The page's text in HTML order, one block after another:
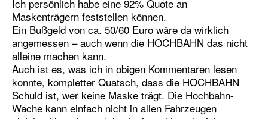
Ich persönlich habe eine 92% Quote an
Maskenträgern feststellen können.
Ein Bußgeld von ca. 50/60 Euro wäre da wirklich
angemessen – auch wenn die HOCHBAHN das nicht
alleine machen kann.
Auch ist es, was ich in obigen Kommentaren lesen
konnte, kompletter Quatsch, dass die HOCHBAHN
Schuld ist, wer keine Maske trägt. Die Hochbahn-
Wache kann einfach nicht in allen Fahrzeugen